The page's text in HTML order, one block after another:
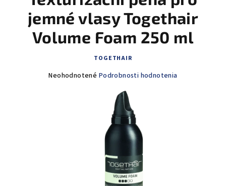
jemné vlasy Togethair
Volume Foam 250 ml
TOGETHAIR
Priemerné
Neohodnotené Podrobnosti hodnotenia